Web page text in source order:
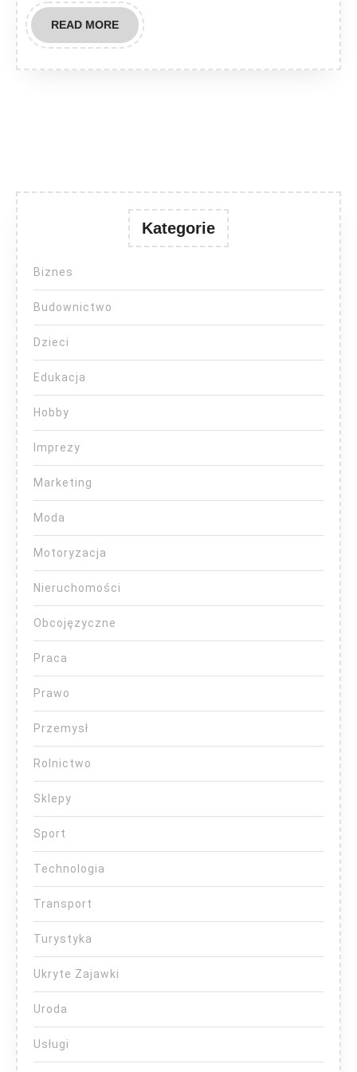
READ MOREREAD
MORE
Kategorie
Biznes
Budownictwo
Dzieci
Edukacja
Hobby
Imprezy
Marketing
Moda
Motoryzacja
Nieruchomości
Obcojęzyczne
Praca
Prawo
Przemysł
Rolnictwo
Sklepy
Sport
Technologia
Transport
Turystyka
Ukryte Zajawki
Uroda
Usługi